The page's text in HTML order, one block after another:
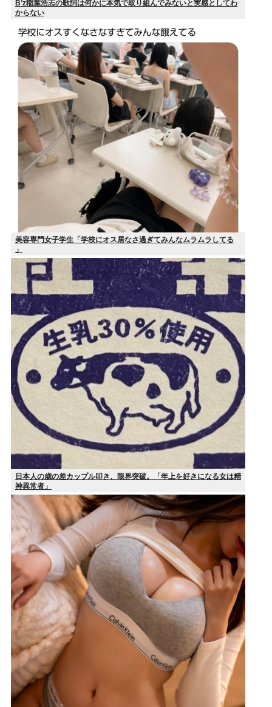
B’z稲葉浩志の歌詞は何かに本気で取り組んでみないと実感としてわ
からない
美容専門女子学生「学校にオス居なさ過ぎてみんなムラムラしてる
」
日本人の歳の差カップル叩き、限界突破。「年上を好きになる女は精
神異常者」